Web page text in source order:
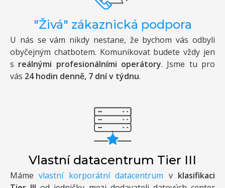
"Živá" zákaznická podpora
U nás se vám nikdy nestane, že bychom vás odbyli
obyčejným chatbotem. Komunikovat budete vždy jen
s reálnými profesionálními operátory. Jsme tu pro
vás 24 hodin denně, 7 dní v týdnu.
Vlastní datacentrum Tier III
Mámevlastní korporátní datacentrum v klasifikaci